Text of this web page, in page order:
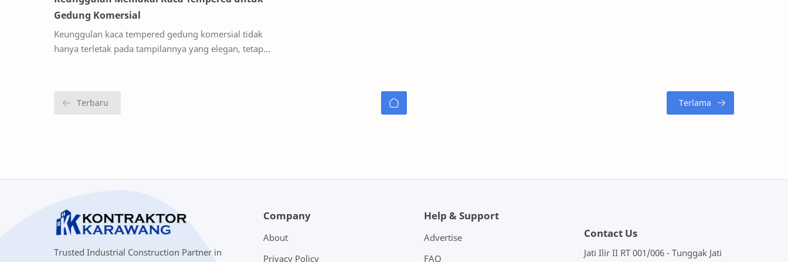
Gedung Komersial
Keunggulan kaca tempered gedung komersial tidak
hanya terletak pada tampilannya yang elegan, tetapi
Trusted Industrial Construction Partner in
Company
About
Privacy Policy
Help & Support
Advertise
FAQ
Contact Us
Jati Ilir II RT 001/006 - Tunggak Jati